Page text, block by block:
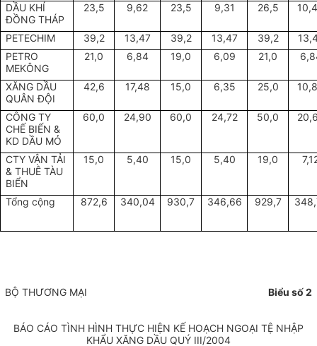
DẦU KHÍ
ĐỒNG THÁP
23,5 9,62 23,5 9,31 26,5
PETECHIM 39,2 13,47 39,2 13,47 39,2
PETRO
MEKÔNG
21,0 6,84 19,0 6,09 21,0
XĂNG DẦU
QUÂN ĐỘI
42,6 17,48 15,0 6,35 25,0
CÔNG TY
CHẾ BIẾN &
KD DẦU MỎ
60,0 24,90 60,0 24,72 50,0
CTY VẬN TẢI
& THUÊ TÀU
BIỂN
15,0 5,40 15,0 5,40 19,0
Tổng cộng 872,6 340,04 930,7 346,66 929,7
BỘ THƯƠNG MẠI Biểu số 2
BÁO CÁO TÌNH HÌNH THỰC HIỆN KẾ HOẠCH NGOẠI TỆ NHẬP
KHẨU XĂNG DẦU QUÝ III/2004